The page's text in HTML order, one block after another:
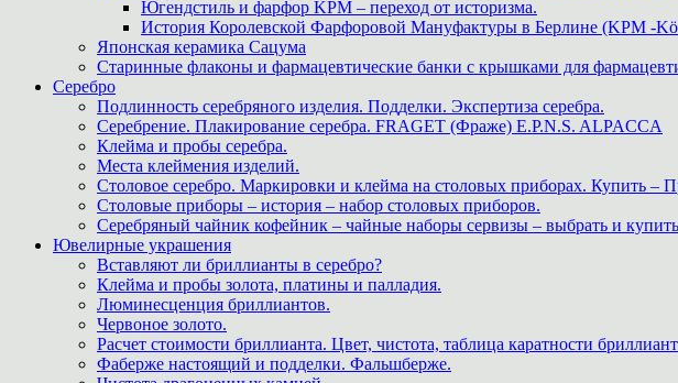
Югендстиль и фарфор KPM – переход от историзма.
История Королевской Фарфоровой Мануфактуры в Берлине (KPM -
Японская керамика Сацума
Старинные флаконы и фармацевтические банки с крышками для
Серебро
Подлинность серебряного изделия. Подделки. Экспертиза серебра.
Серебрение. Плакирование серебра. FRAGET (Фраже) E.P.N.S. ALPACCA
Клейма и пробы серебра.
Места клеймения изделий.
Столовое серебро. Маркировки и клейма на столовых приборах. Купить –
Столовые приборы – история – набор столовых приборов.
Серебряный чайник кофейник – чайные наборы сервизы – выбрать и купить
Ювелирные украшения
Вставляют ли бриллианты в серебро?
Клейма и пробы золота, платины и палладия.
Люминесценция бриллиантов.
Червоное золото.
Расчет стоимости бриллианта. Цвет, чистота, таблица каратности
Фаберже настоящий и подделки. Фальшберже.